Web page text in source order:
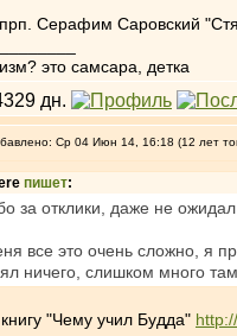
прп. Серафим Саровский
это самсара, детка
Ср 04 Июн 14, 16:18 (12 лет
пишет:
за отклики, даже не ожидал
все это очень сложно, я
ничего, слишком много
"Чему учил Будда"